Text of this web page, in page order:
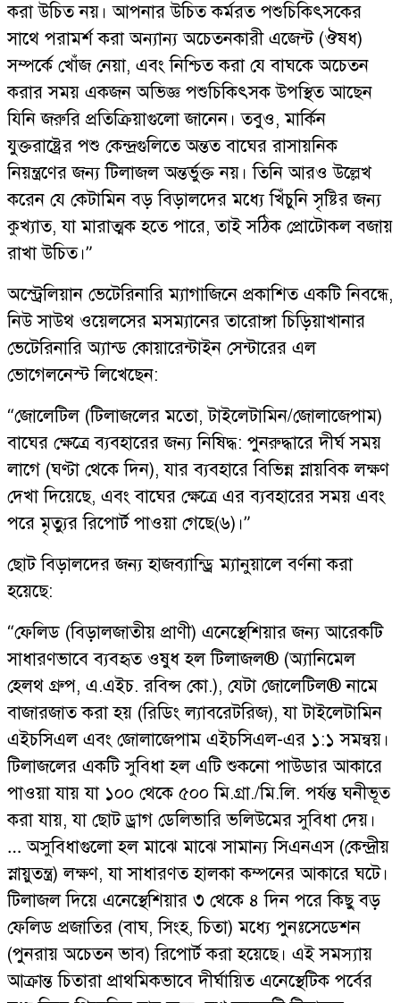
করা উচিত নয়। আপনার উচিত কর্মরত পশুচিকিৎসকের
সাথে পরামর্শ করা অন্যান্য অচেতনকারী এজেন্ট (ঔষধ)
সম্পর্কে খোঁজ নেয়া, এবং নিশ্চিত করা যে বাঘকে অচেতন
করার সময় একজন অভিজ্ঞ পশুচিকিৎসক উপস্থিত আছেন
যিনি জরুরি প্রতিক্রিয়াগুলো জানেন। তবুও, মার্কিন
যুক্তরাষ্ট্রের পশু কেন্দ্রগুলিতে অন্তত বাঘের রাসায়নিক
নিয়ন্ত্রণের জন্য টিলাজল অন্তর্ভুক্ত নয়। তিনি আরও উল্লেখ
করেন যে কেটামিন বড় বিড়ালদের মধ্যে খিঁচুনি সৃষ্টির জন্য
কুখ্যাত, যা মারাত্মক হতে পারে, তাই সঠিক প্রোটোকল বজায়
রাখা উচিত।”
অস্ট্রেলিয়ান ভেটেরিনারি ম্যাগাজিনে প্রকাশিত একটি নিবন্ধে,
নিউ সাউথ ওয়েলসের মসম্যানের তারোঙ্গা চিড়িয়াখানার
ভেটেরিনারি অ্যান্ড কোয়ারেন্টাইন সেন্টারের এল
ভোগেলনেস্ট লিখেছেন:
“জোলেটিল (টিলাজলের মতো, টাইলেটামিন/জোলাজেপাম)
বাঘের ক্ষেত্রে ব্যবহারের জন্য নিষিদ্ধ: পুনরুদ্ধারে দীর্ঘ সময়
লাগে (ঘণ্টা থেকে দিন), যার ব্যবহারে বিভিন্ন স্নায়বিক লক্ষণ
দেখা দিয়েছে, এবং বাঘের ক্ষেত্রে এর ব্যবহারের সময় এবং
পরে মৃত্যুর রিপোর্ট পাওয়া গেছে(৬)।”
ছোট বিড়ালদের জন্য হাজব্যান্ড্রি ম্যানুয়ালে বর্ণনা করা
হয়েছে:
“ফেলিড (বিড়ালজাতীয় প্রাণী) এনেস্থেশিয়ার জন্য আরেকটি
সাধারণভাবে ব্যবহৃত ওষুধ হল টিলাজল® (অ্যানিমেল
হেলথ গ্রুপ, এ.এইচ. রবিন্স কো.), যেটা জোলেটিল® নামে
বাজারজাত করা হয় (রিডিং ল্যাবরেটরিজ), যা টাইলেটামিন
এইচসিএল এবং জোলাজেপাম এইচসিএল-এর ১:১ সমন্বয়।
টিলাজলের একটি সুবিধা হল এটি শুকনো পাউডার আকারে
পাওয়া যায় যা ১০০ থেকে ৫০০ মি.গ্রা./মি.লি. পর্যন্ত ঘনীভূত
করা যায়, যা ছোট ড্রাগ ডেলিভারি ভলিউমের সুবিধা দেয়।
… অসুবিধাগুলো হল মাঝে মাঝে সামান্য সিএনএস (কেন্দ্রীয়
স্নায়ুতন্ত্র) লক্ষণ, যা সাধারণত হালকা কম্পনের আকারে ঘটে।
টিলাজল দিয়ে এনেস্থেশিয়ার ৩ থেকে ৪ দিন পরে কিছু বড়
ফেলিড প্রজাতির (বাঘ, সিংহ, চিতা) মধ্যে পুনঃসেডেশন
(পুনরায় অচেতন ভাব) রিপোর্ট করা হয়েছে। এই সমস্যায়
আক্রান্ত চিতারা প্রাথমিকভাবে দীর্ঘায়িত এনেস্থেটিক পর্বের